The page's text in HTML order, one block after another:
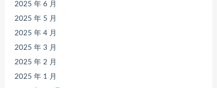
2025 年 6 月
2025 年 5 月
2025 年 4 月
2025 年 3 月
2025 年 2 月
2025 年 1 月